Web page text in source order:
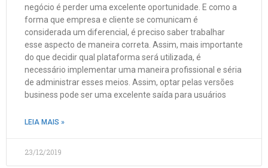
negócio é perder uma excelente oportunidade. E como a
forma que empresa e cliente se comunicam é
considerada um diferencial, é preciso saber trabalhar
esse aspecto de maneira correta. Assim, mais importante
do que decidir qual plataforma será utilizada, é
necessário implementar uma maneira profissional e séria
de administrar esses meios. Assim, optar pelas versões
business pode ser uma excelente saída para usuários
LEIA MAIS »
23/12/2019